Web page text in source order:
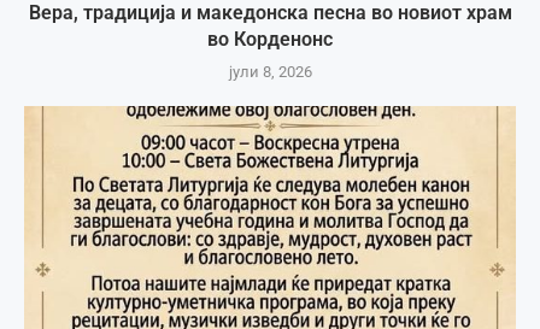
Вера, традиција и македонска песна во новиот храм
во Корденонс
јули 8, 2026